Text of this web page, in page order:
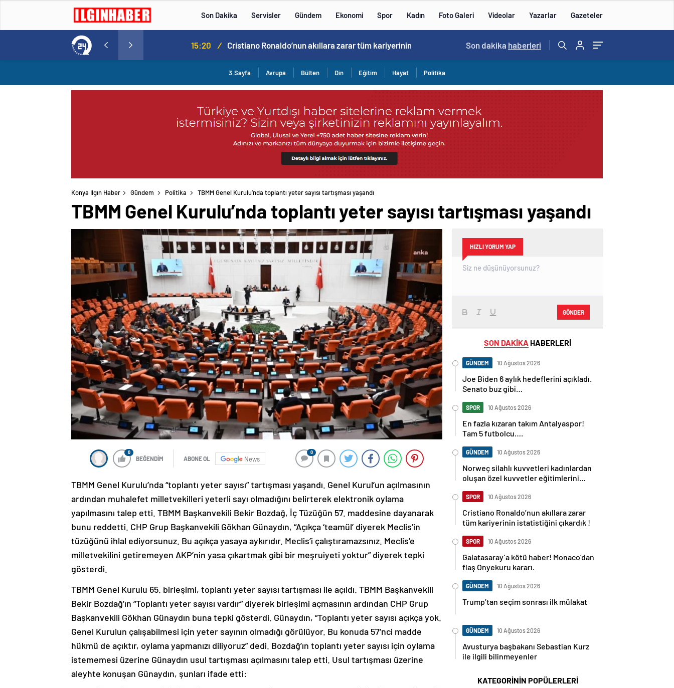
Son Dakika Servisler Gündem Ekonomi Spor Kadın Foto Galeri Videolar Yazarlar Gazeteler
Norweç silahlı kuvvetleri kadınlardan oluşan özel kuvvetler eğitimlerini başlattı. Cristiano Ronaldo’nun akıllara zarar tüm kariyerinin istatistiğini çıkardık ! 14:57 /
Son dakika haberleri
3.Sayfa Avrupa Bülten Din Eğitim Hayat Politika
Konya Ilgın Haber Gündem Politika TBMM Genel Kurulu’nda toplantı yeter sayısı tartışması yaşandı
TBMM Genel Kurulu’nda toplantı yeter sayısı tartışması yaşandı
0
BEĞENDİM ABONE OL News
0
TBMM Genel Kurulu’nda “toplantı yeter sayısı” tartışması yaşandı. Genel Kurul’un açılmasının
ardından muhalefet milletvekilleri yeterli sayı olmadığını belirterek elektronik oylama
yapılmasını talep etti. TBMM Başkanvekili Bekir Bozdağ, İç Tüzüğün 57. maddesine dayanarak
bunu reddetti. CHP Grup Başkanvekili Gökhan Günaydın, “Açıkça ‘teamül’ diyerek Meclis’in
tüzüğünü ihlal ediyorsunuz. Bu açıkça yasaya aykırıdır. Meclis’i çalıştıramazsınız. Meclis’e
milletvekilini getiremeyen AKP’nin yasa çıkartmak gibi bir meşruiyeti yoktur” diyerek tepki
gösterdi.
TBMM Genel Kurulu 65. birleşimi, toplantı yeter sayısı tartışması ile açıldı. TBMM Başkanvekili
Bekir Bozdağ’ın “Toplantı yeter sayısı vardır” diyerek birleşimi açmasının ardından CHP Grup
Başkanvekili Gökhan Günaydın buna tepki gösterdi. Günaydın, “Toplantı yeter sayısı açıkça yok.
Genel Kurulun çalışabilmesi için yeter sayının olmadığı görülüyor. Bu konuda 57’nci madde
hükmü de açıktır, oylama yapmanızı diliyoruz” dedi. Bozdağ’ın toplantı yeter sayısı için oylama
istememesi üzerine Günaydın usul tartışması açılmasını talep etti. Usul tartışması üzerine
aleyhte konuşan Günaydın, şunları ifade etti:
HIZLI YORUM YAP
GÖNDER
SON DAKİKA HABERLERİ
GÜNDEM 10 Ağustos 2026
Joe Biden 6 aylık hedeflerini açıkladı.
Senato buz gibi…
SPOR 10 Ağustos 2026
En fazla kızaran takım Antalyaspor!
Tam 5 futbolcu….
GÜNDEM 10 Ağustos 2026
Norweç silahlı kuvvetleri kadınlardan
oluşan özel kuvvetler eğitimlerini
SPOR 10 Ağustos 2026
Cristiano Ronaldo’nun akıllara zarar
tüm kariyerinin istatistiğini çıkardık !
SPOR 10 Ağustos 2026
Galatasaray’a kötü haber! Monaco’dan
flaş Onyekuru kararı.
GÜNDEM 10 Ağustos 2026
Trump’tan seçim sonrası ilk mülakat
GÜNDEM 10 Ağustos 2026
Avusturya başbakanı Sebastian Kurz
ile ilgili bilinmeyenler
KATEGORİNİN POPÜLERLERİ